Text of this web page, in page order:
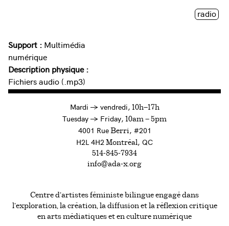
radio
Support : Multimédia
numérique
Description physique :
Fichiers audio (.mp3)
Mardi →à
vendredi, 10h—17h
Tuesday →toFriday, 10am — 5pm
4001 RueBerri, #201
H2L 4H2 Montréal, QC
514-845-7934
info@ada-x.org
Centre d’artistes féministe bilingue engagé dans
l’exploration, la création, la diffusion et la réflexion critique
en arts médiatiques et en culture numérique